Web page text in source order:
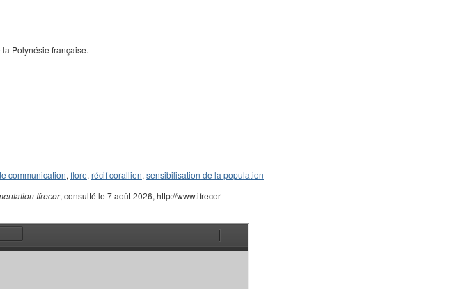
Polynésie française.
communication, flore, récif corallien, sensibilisation de la population
Ifrecor, consulté le 7 août 2026, http://www.ifrecor-